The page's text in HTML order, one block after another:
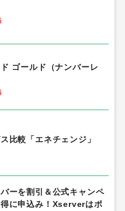
ゴールド（ナンバーレ
比較「エネチェンジ」
ーを割引＆公式キャンペ
に申込み！Xserverはポ